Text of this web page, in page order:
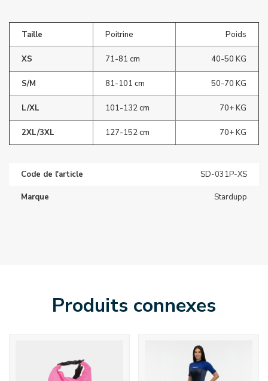
Taille Poitrine Poids
XS 71-81 cm 40-50 KG
S/M 81-101 cm 50-70 KG
L/XL 101-132 cm 70+ KG
2XL/3XL 127-152 cm 70+ KG
Code de l'article SD-031P-XS
Marque Stardupp
Produits connexes